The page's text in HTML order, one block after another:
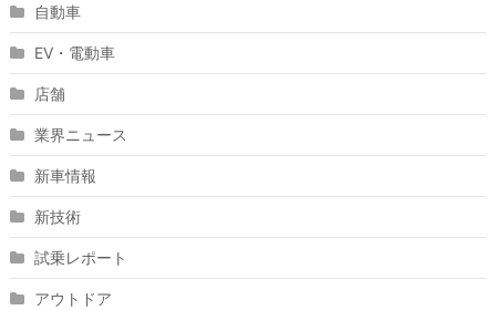
自動車
EV・電動車
店舗
業界ニュース
新車情報
新技術
試乗レポート
アウトドア